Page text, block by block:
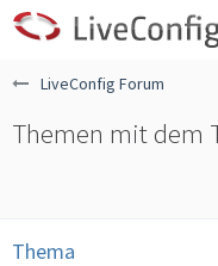
LiveConfig Forum
Themen mit dem
Thema